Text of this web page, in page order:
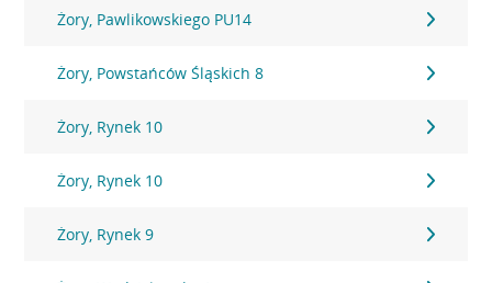
Żory, Pawlikowskiego PU14
Żory, Powstańców Śląskich 8
Żory, Rynek 10
Żory, Rynek 10
Żory, Rynek 9